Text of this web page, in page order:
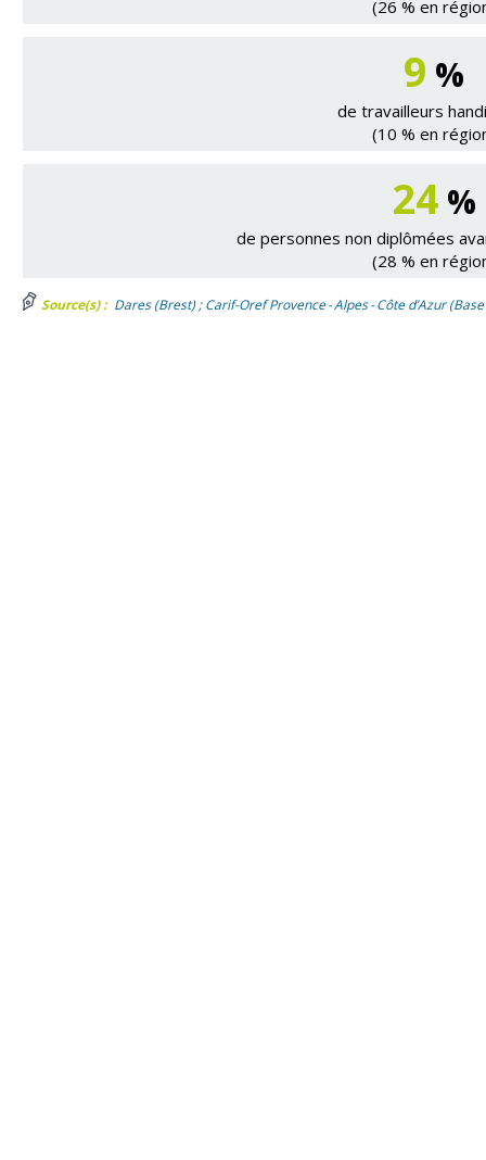
(26 % en
9 %
de travailleurs
(10 % en
24%
de personnes non diplômées
(28 % en
Source(s) : Dares (Brest) ; Carif-Oref Provence - Alpes - Côte d’Azur